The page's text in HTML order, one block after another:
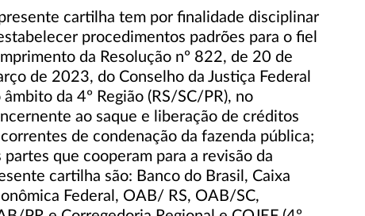
cartilha tem por finalidade disciplinar
procedimentos padrões para o fiel
da Resolução nº 822, de 20 de
de 2023, do Conselho da Justiça Federal
âmbito da 4º Região (RS/SC/PR), no
ao saque e liberação de créditos
de condenação da fazenda pública;
partes que cooperam para a revisão da
cartilha são: Banco do Brasil, Caixa
Federal, OAB/ RS, OAB/SC,